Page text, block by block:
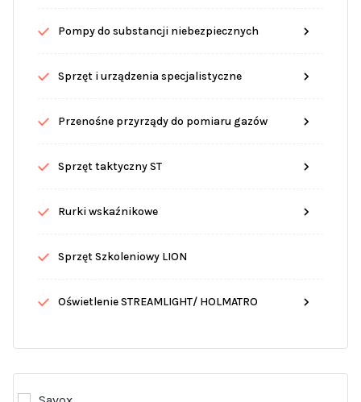
Pompy do substancji niebezpiecznych
Sprzęt i urządzenia specjalistyczne
Przenośne przyrządy do pomiaru gazów
Sprzęt taktyczny ST
Rurki wskaźnikowe
Sprzęt Szkoleniowy LION
Oświetlenie STREAMLIGHT/ HOLMATRO